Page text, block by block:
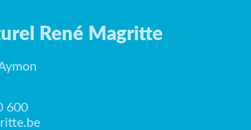
René Magritte
600